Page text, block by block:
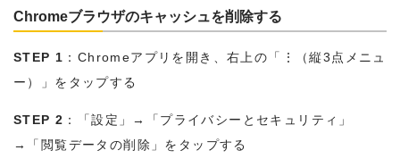
Chromeブラウザのキャッシュを削除する
STEP 1 ：Chromeアプリを開き、右上の「⋮（縦3点メニュ
ー）」をタップする
STEP 2 ：「設定」→「プライバシーとセキュリティ」
→「閲覧データの削除」をタップする